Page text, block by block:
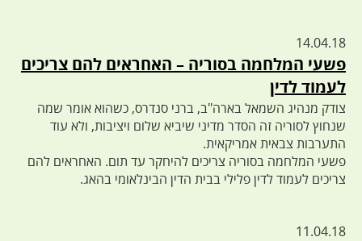
14.04.18
פשעי המלחמה בסוריה – האחראים להם צריכים
לעמוד לדין
צודק מנהיג השמאל בארה"ב, ברני סנדרס, כשהוא אומר שמה
שנחוץ לסוריה זה הסדר מדיני שיביא שלום ויציבות, ולא עוד
התערבות צבאית אמריקאית.
פשעי המלחמה בסוריה צריכים להיחקר עד תום. האחראים להם
צריכים לעמוד לדין פלילי בבית הדין הבינלאומי בהאג.
11.04.18